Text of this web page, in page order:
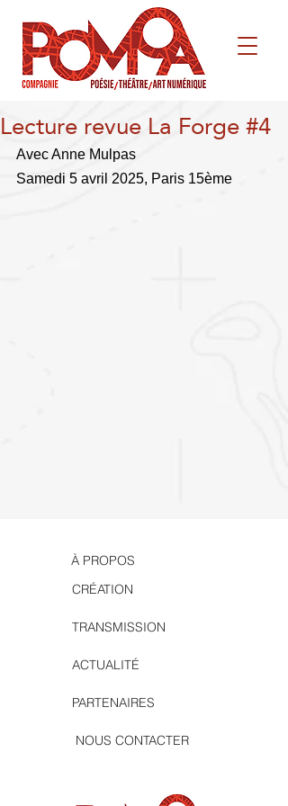
Lecture revue La Forge #4
Avec Anne Mulpas
Samedi 5 avril 2025, Paris 15ème
À PROPOS
CRÉATION
TRANSMISSION
ACTUALITÉ
PARTENAIRES
NOUS CONTACTER